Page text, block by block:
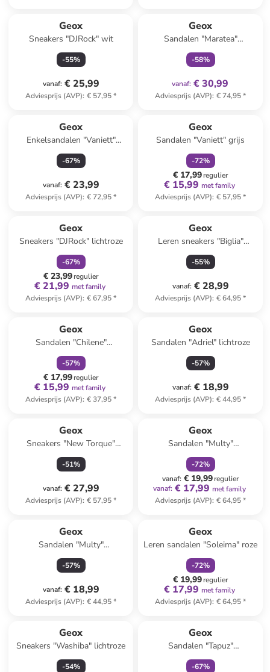
Geox
Sneakers "DJRock" wit
-55%
vanaf: € 25,99
Adviesprijs (AVP): € 57,95*
Geox
Sandalen "Maratea"
donkerblauw
-58%
vanaf: € 30,99
Adviesprijs (AVP): € 74,95*
Geox
Enkelsandalen "Vaniett"
lichtroze
-67%
vanaf: € 23,99
Adviesprijs (AVP): € 72,95*
Geox
Sandalen "Vaniett" grijs
-72%
€ 17,99regulier
€ 15,99 met family
Adviesprijs (AVP): € 57,95*
Geox
Sneakers "DJRock" lichtroze
-67%
€ 23,99regulier
€ 21,99 met family
Adviesprijs (AVP): € 67,95*
Geox
Leren sneakers "Biglia"
lichtbruin
-55%
vanaf: € 28,99
Adviesprijs (AVP): € 64,95*
Geox
Sandalen "Chilene"
wit/zilverkleurig
-57%
€ 17,99regulier
€ 15,99 met family
Adviesprijs (AVP): € 37,95*
Geox
Sandalen "Adriel" lichtroze
-57%
vanaf: € 18,99
Adviesprijs (AVP): € 44,95*
Geox
Sneakers "New Torque"
blauw/roze
-51%
vanaf: € 27,99
Adviesprijs (AVP): € 57,95*
Geox
Sandalen "Multy"
donkerblauw/rood
-72%
vanaf: € 19,99regulier
vanaf: € 17,99 met family
Adviesprijs (AVP): € 64,95*
Geox
Sandalen "Multy"
donkerblauw/oranje
-57%
vanaf: € 18,99
Adviesprijs (AVP): € 44,95*
Geox
Leren sandalen "Soleima" roze
-72%
€ 19,99regulier
€ 17,99 met family
Adviesprijs (AVP): € 64,95*
Geox
Sneakers "Washiba" lichtroze
-54%
Geox
Sandalen "Tapuz"
crème/zilverkleurig
-67%